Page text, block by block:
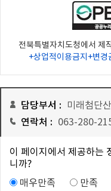
전북특별자치도청에서 제
+상업적이용금지+변경
담당부서 : 미래첨단
연락처 : 063-280-
이 페이지에서 제공하는
니까?
매우만족
만족